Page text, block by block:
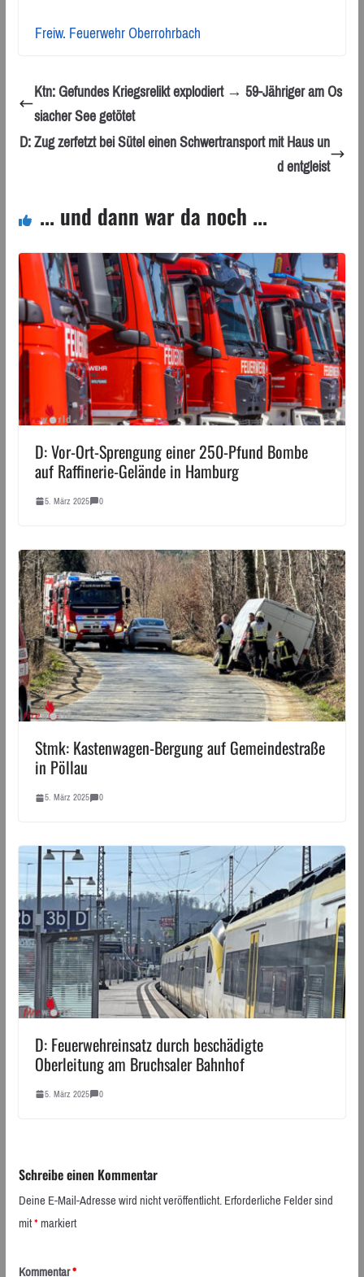
Freiw. Feuerwehr Oberrohrbach
Ktn: Gefundes Kriegsrelikt explodiert → 59-Jähriger am Os
siacher See getötet
D: Zug zerfetzt bei Sütel einen Schwertransport mit Haus un
d entgleist
... und dann war da noch ...
D: Vor-Ort-Sprengung einer 250-Pfund Bombe
auf Raffinerie-Gelände in Hamburg
5. März 2025 0
Stmk: Kastenwagen-Bergung auf Gemeindestraße
in Pöllau
5. März 2025 0
D: Feuerwehreinsatz durch beschädigte
Oberleitung am Bruchsaler Bahnhof
5. März 2025 0
Schreibe einen Kommentar
Deine E-Mail-Adresse wird nicht veröffentlicht.Erforderliche Felder sind
mit*markiert
Kommentar*